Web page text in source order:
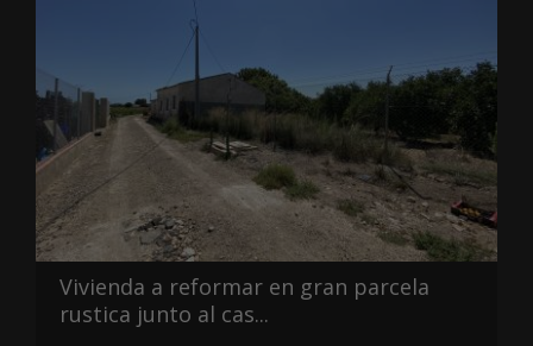
Vivienda a reformar en gran parcela
rustica junto al cas...